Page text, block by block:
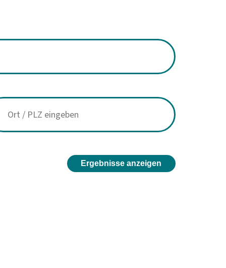
Ergebnisse anzeigen